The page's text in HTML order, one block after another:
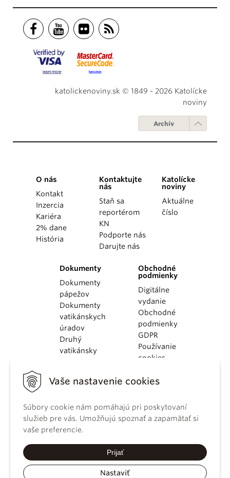
Vaše nastavenie cookies
Súbory cookie nám pomáhajú pri poskytovaní
služieb pre vás. Umožňujú spoznať a zapamätať si
vaše preferencie.
Prijať
Nastaviť
katolickenoviny.sk © 1849 - 2026 Katolícke
noviny
Archív
O nás
Kontakt
Inzercia
Kariéra
2% dane
História
Kontaktujte
nás
Staň sa
reportérom
KN
Podporte nás
Darujte nás
Katolícke
noviny
Aktuálne
číslo
Dokumenty
Dokumenty
pápežov
Dokumenty
vatikánskych
úradov
Druhý
vatikánsky
KBS
kánonického
práva
Katechizmus
Obchodné
podmienky
Digitálne
vydanie
Obchodné
podmienky
GDPR
Používanie
cookies